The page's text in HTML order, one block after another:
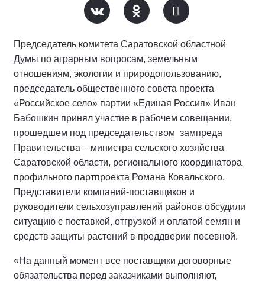
Председатель комитета Саратовской областной
Думы по аграрным вопросам, земельным
отношениям, экологии и природопользованию,
председатель общественного совета проекта
«Российское село» партии «Единая Россия» Иван
Бабошкин принял участие в рабочем совещании,
прошедшем под председательством зампреда
Правительства – министра сельского хозяйства
Саратовской области, регионального координатора
профильного партпроекта Романа Ковальского.
Представители компаний-поставщиков и
руководители сельхозуправлений районов обсудили
ситуацию с поставкой, отгрузкой и оплатой семян и
средств защиты растений в преддверии посевной.
«На данный момент все поставщики договорные
обязательства перед заказчиками выполняют,